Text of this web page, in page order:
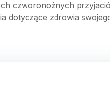
czworonożnych
dotyczące zdrowia